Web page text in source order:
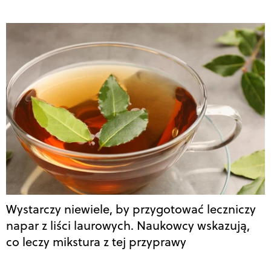
Wystarczy niewiele, by przygotować leczniczy
napar z liści laurowych. Naukowcy wskazują,
co leczy mikstura z tej przyprawy